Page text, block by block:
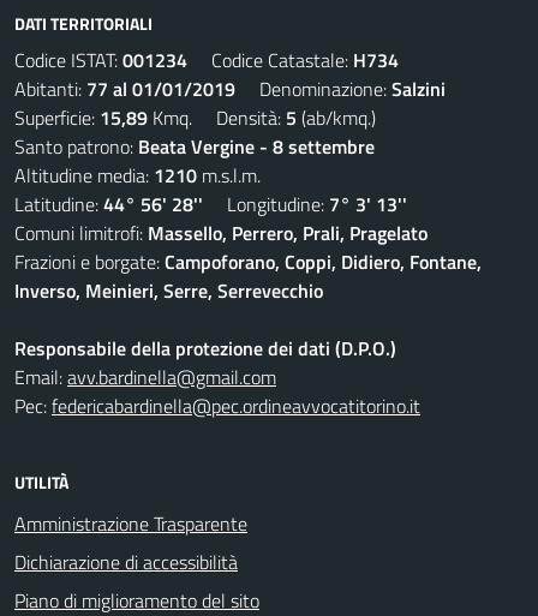
DATI TERRITORIALI
Codice ISTAT:001234 Codice Catastale: H734
Abitanti: 77 al 01/01/2019 Denominazione:Salzini
Superficie: 15,89 Kmq. Densità: 5 (ab/kmq.)
Santo patrono: Beata Vergine - 8 settembre
Altitudine media: 1210 m.s.l.m.
Latitudine:44° 56' 28'' Longitudine: 7° 3' 13''
Comuni limitrofi: Massello, Perrero, Prali, Pragelato
Frazioni e borgate:Campoforano, Coppi, Didiero, Fontane,
Inverso, Meinieri, Serre, Serrevecchio
Responsabile della protezione dei dati (D.P.O.)
Email:avv.bardinella@gmail.com
Pec:federicabardinella@pec.ordineavvocatitorino.it
UTILITÀ
Amministrazione Trasparente
Dichiarazione di accessibilità
Piano di miglioramento del sito